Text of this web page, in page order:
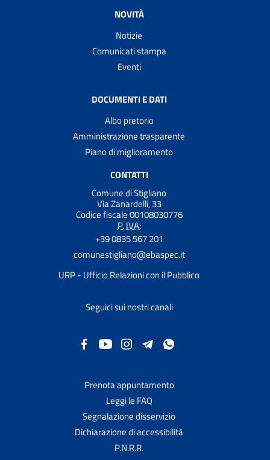
NOVITÀ
Notizie
Comunicati stampa
Eventi
DOCUMENTI E DATI
Albo pretorio
Amministrazione trasparente
Piano di miglioramento
CONTATTI
Comune di Stigliano
Via Zanardelli, 33
Codice fiscale 00108030776
P. IVA:
+39 0835 567 201
comunestigliano@ebaspec.it
URP - Ufficio Relazioni con il Pubblico
Seguici sui nostri canali
Prenota appuntamento
Leggi le FAQ
Segnalazione disservizio
Dichiarazione di accessibilità
P.N.R.R.